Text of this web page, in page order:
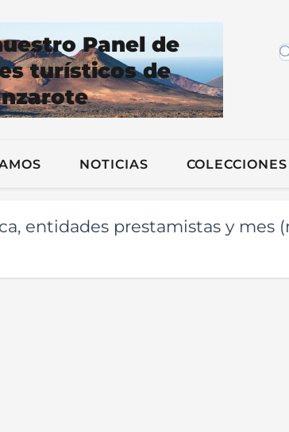
Panel de
turísticos de
NOTICIAS COLECCIONES
entidades prestamistas y mes